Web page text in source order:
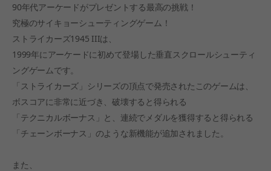
90年代アーケードがプレゼントする最高の挑戦！
究極のサイキョーシューティングゲーム！
ストライカーズ1945 IIIは、
1999年にアーケードに初めて登場した垂直スクロールシューティ
ングゲームです。
「ストライカーズ」シリーズの頂点で発売されたこのゲームは、
ボスコアに非常に近づき、破壊すると得られる
「テクニカルボーナス」と、連続でメダルを獲得すると得られる
「チェーンボーナス」のような新機能が追加されました。
また、